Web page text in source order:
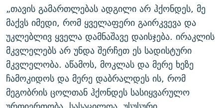
„თავის გამართლებას ადგილი არ ჰქონდეს, მე
მაქვს იმედი, რომ ყველაფერი გაირკვევა და
უკლებლივ ყველა დამნაშავე დაისჯება. ირაკლის
მკვლელებს არ უნდა შერჩეთ ეს სადისტური
მკვლელობა. აწამოს, მოკლას და მერე ხეზე
ჩამოკიდოს და მერე დაბრალდეს ის, რომ
მეგობრის ცოლთან ჰქონდეს სასიყვარულო